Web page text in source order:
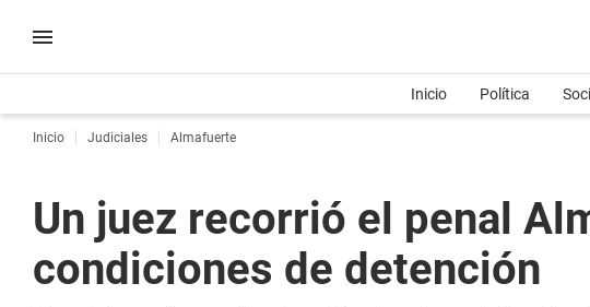
Inicio Política
Inicio Judiciales Almafuerte
Un juez recorrió el penal
condiciones de detención